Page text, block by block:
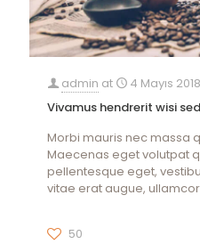
admin at
4 Mayıs 2018
Vivamus hendrerit wisi
Morbi mauris nec massa
Maecenas eget volutpat
pellentesque eget,
vitae erat augue,
50